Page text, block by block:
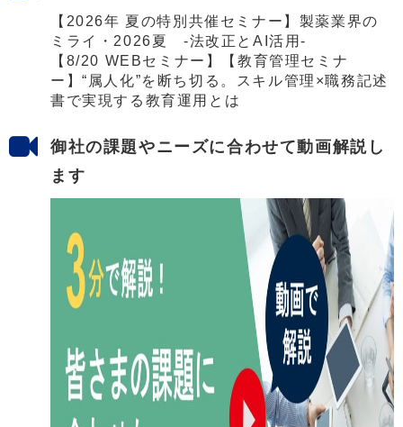
【2026年 夏の特別共催セミナー】製薬業界の
ミライ・2026夏 -法改正とAI活用-
【8/20 WEBセミナー】【教育管理セミナ
ー】“属人化”を断ち切る。スキル管理×職務記述
書で実現する教育運用とは
御社の課題やニーズに合わせて動画解説し
ます